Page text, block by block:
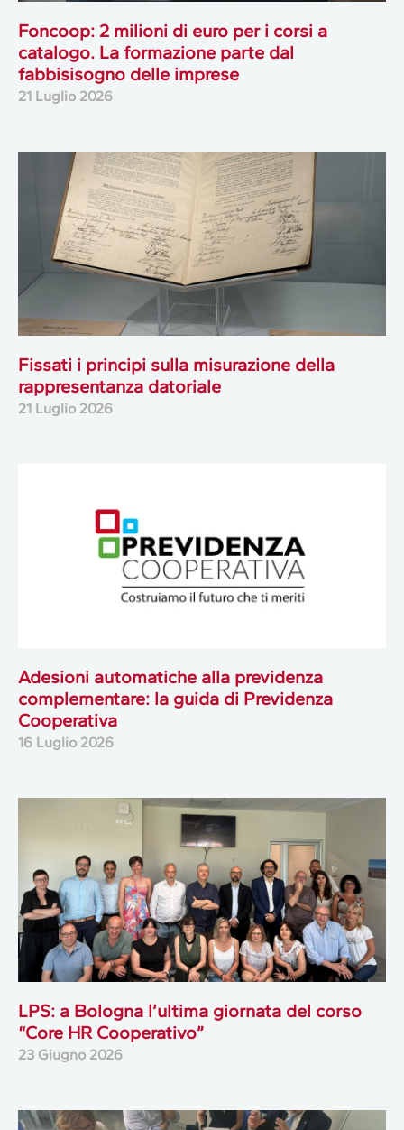
Foncoop: 2 milioni di euro per i corsi a
catalogo. La formazione parte dal
fabbisisogno delle imprese
21 Luglio 2026
Fissati i principi sulla misurazione della
rappresentanza datoriale
21 Luglio 2026
Adesioni automatiche alla previdenza
complementare: la guida di Previdenza
Cooperativa
16 Luglio 2026
LPS: a Bologna l’ultima giornata del corso
“Core HR Cooperativo”
23 Giugno 2026